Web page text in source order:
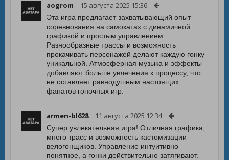
aogrom 15 августа 2025 15:36
Эта игра предлагает захватывающий опыт
соревнования на самокатах с динамичной
графикой и простым управлением.
Разнообразные трассы и возможность
прокачивать персонажей делают каждую гонку
уникальной. Атмосферная музыка и эффекты
добавляют больше увлечения к процессу, что
не оставляет равнодушным настоящих
фанатов гоночных игр.
armen-bl628 11 августа 2025 12:34
Супер увлекательная игра! Отличная графика,
много трасс и возможность кастомизации
велогонщиков. Управление интуитивно
понятное, а гонки действительно затягивают.